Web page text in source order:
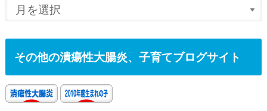
その他の潰瘍性大腸炎、子育てブログサイト